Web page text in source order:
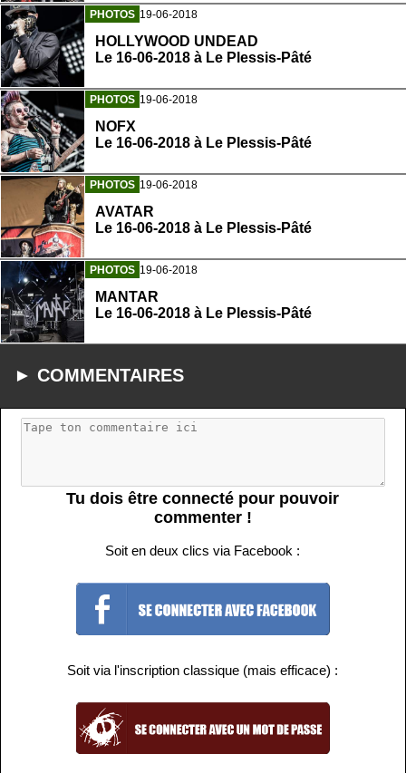
PHOTOS 19-06-2018
HOLLYWOOD UNDEAD
Le 16-06-2018 à Le Plessis-Pâté
PHOTOS 19-06-2018
NOFX
Le 16-06-2018 à Le Plessis-Pâté
PHOTOS 19-06-2018
AVATAR
Le 16-06-2018 à Le Plessis-Pâté
PHOTOS 19-06-2018
MANTAR
Le 16-06-2018 à Le Plessis-Pâté
► COMMENTAIRES
Tu dois être connecté pour pouvoir
commenter !
Soit en deux clics via Facebook :
Soit via l'inscription classique (mais efficace) :